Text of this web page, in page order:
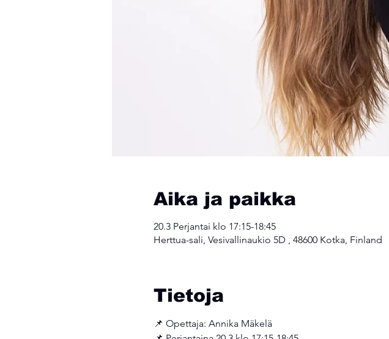
Aika ja paikka
20.3 Perjantai klo 17:15-18:45
Herttua-sali, Vesivallinaukio 5D , 48600 Kotka, Finland
Tietoja
📌 Opettaja: Annika Mäkelä